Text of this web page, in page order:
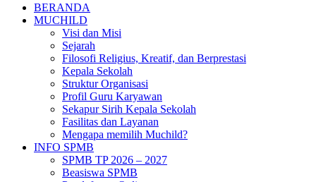
BERANDA
MUCHILD
Visi dan Misi
Sejarah
Filosofi Religius, Kreatif, dan Berprestasi
Kepala Sekolah
Struktur Organisasi
Profil Guru Karyawan
Sekapur Sirih Kepala Sekolah
Fasilitas dan Layanan
Mengapa memilih Muchild?
INFO SPMB
SPMB TP 2026 – 2027
Beasiswa SPMB